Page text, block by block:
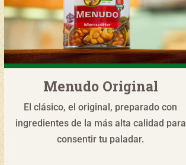
Menudo Original
El clásico, el original, preparado con
ingredientes de la más alta calidad para
consentir tu paladar.